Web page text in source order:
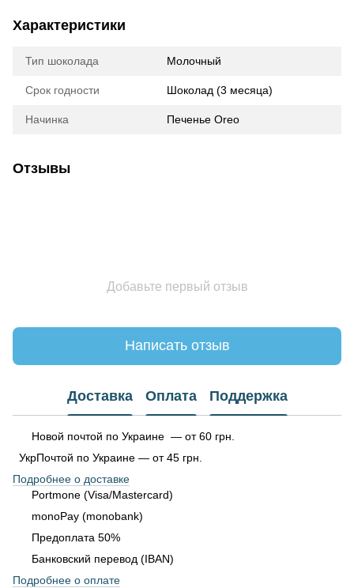
Характеристики
Тип шоколада Молочный
Срок годности Шоколад (3 месяца)
Начинка Печенье Oreo
Отзывы
Добавьте первый отзыв
Написать отзыв
Доставка Оплата Поддержка
Новой почтой по Украине — от 60 грн.
УкрПочтой по Украине — от 45 грн.
Подробнее о доставке
Portmone (Visa/Mastercard)
monoPay (monobank)
Предоплата 50%
Банковский перевод (IBAN)
Подробнее о оплате